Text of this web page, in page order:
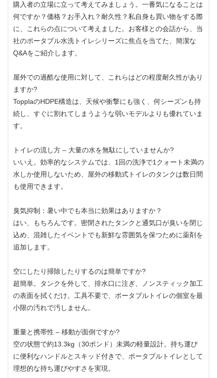
購入者の立場に立って考えてみましょう。一番気になることは
何ですか？価格？お手入れ？耐久性？私自身も買い物をする際
に、これらの点について考えました。お客様との会話から、当
社のポータブル水洗トイレシリーズに焦点を当てた、簡潔な
Q&Aをご紹介します。
屋外での過酷な使用に対して、これらはどの程度耐久性があり
ますか?
TopplaのHDPE構造は、天候や衝撃にも強く、何シーズンも持
続し、すぐに割れてしまうような弱いモデルよりも優れていま
す。
トイレの流し方 – 大量の水を無駄にしていませんか?
いいえ。効率的なシステムでは、1回の洗浄で1クォート未満の
水しか使用しないため、屋外の移動式トイレのタンクは数日間
も使用できます。
臭気抑制：暑い中でも本当に効果はありますか？
はい、もちろんです。密閉されたタンクと通気口が臭いを閉じ
込め、混雑したイベントでも新鮮な雰囲気を保つために薬剤を
追加します。
空にしたり掃除したりするのは簡単ですか?
超簡単。タンクを外して、排水口に注ぎ、ノンスティック加工
の表面を拭くだけ。工具不要で、ポータブルトイレの個室を最
小限の汚れで汚しません。
重量と携帯性 – 移動が面倒ですか?
空の状態で約13.3kg（30ポンド）未満の軽量設計。持ち運び
に便利なハンドルとスキッド付きで、ポータブルトイレとして
理想的な持ち運びやすさを実現。